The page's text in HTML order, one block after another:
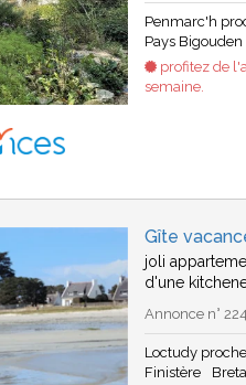
Penmarc'h
Pays Bigouden
profitez de
semaine.
Gîte
joli
d'une
Annonce n°
Loctudy
Finistère